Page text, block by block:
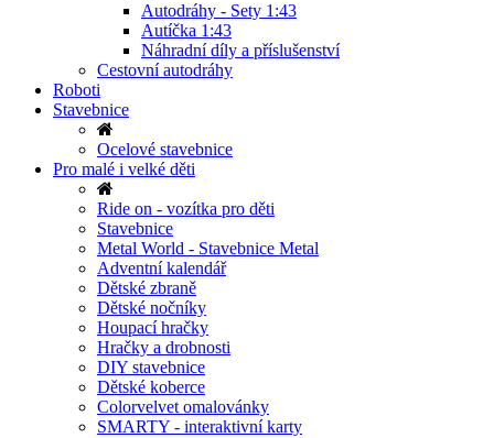
Autodráhy - Sety 1:43
Autíčka 1:43
Náhradní díly a příslušenství
Cestovní autodráhy
Roboti
Stavebnice
Ocelové stavebnice
Pro malé i velké děti
Ride on - vozítka pro děti
Stavebnice
Metal World - Stavebnice Metal
Adventní kalendář
Dětské zbraně
Dětské nočníky
Houpací hračky
Hračky a drobnosti
DIY stavebnice
Dětské koberce
Colorvelvet omalovánky
SMARTY - interaktivní karty